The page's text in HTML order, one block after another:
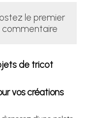
le premier
commentaire
de tricot
vos créations